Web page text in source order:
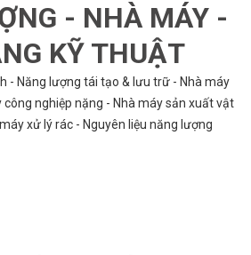
- NHÀ MÁY -
KỸ THUẬT
- Năng lượng tái tạo & lưu trữ - Nhà máy
công nghiệp nặng - Nhà máy sản xuất vật
xử lý rác - Nguyên liệu năng lượng